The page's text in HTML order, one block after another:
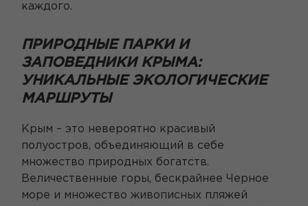
каждого.
ПРИРОДНЫЕ ПАРКИ И
ЗАПОВЕДНИКИ КРЫМА:
УНИКАЛЬНЫЕ ЭКОЛОГИЧЕСКИЕ
МАРШРУТЫ
Крым – это невероятно красивый
полуостров, объединяющий в себе
множество природных богатств.
Величественные горы, бескрайнее Черное
море и множество живописных пляжей